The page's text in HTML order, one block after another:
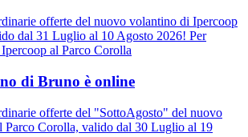
offerte del nuovo volantino di Ipercoop
dal 31 Luglio al 10 Agosto 2026! Per
al Parco Corolla
di Bruno è online
offerte del "SottoAgosto" del nuovo
Parco Corolla, valido dal 30 Luglio al 19